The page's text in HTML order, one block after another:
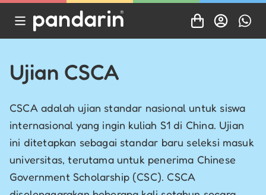
Ujian CSCA
CSCA adalah ujian standar nasional untuk siswa
internasional yang ingin kuliah S1 di China. Ujian
ini ditetapkan sebagai standar baru seleksi masuk
universitas, terutama untuk penerima Chinese
Government Scholarship (CSC). CSCA